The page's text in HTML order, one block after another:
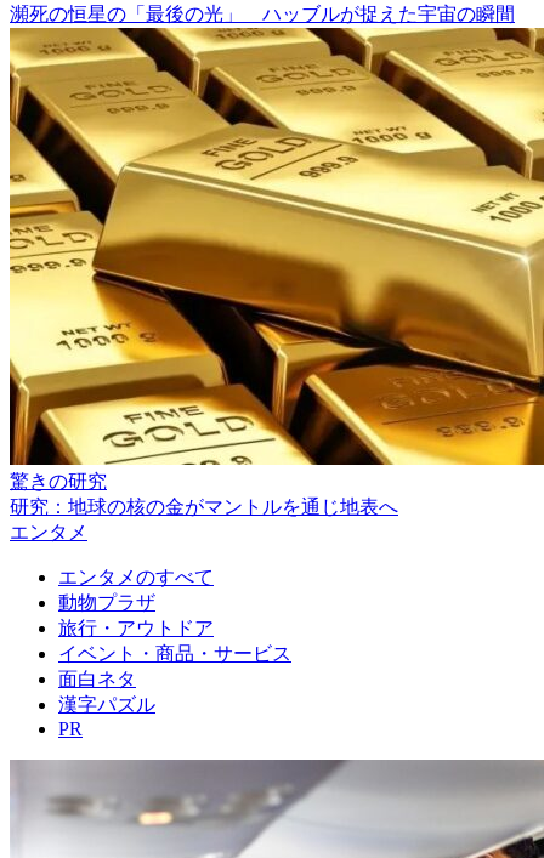
瀕死の恒星の「最後の光」 ハッブルが捉えた宇宙の瞬間
驚きの研究
研究：地球の核の金がマントルを通じ地表へ
エンタメ
エンタメのすべて
動物プラザ
旅行・アウトドア
イベント・商品・サービス
面白ネタ
漢字パズル
PR